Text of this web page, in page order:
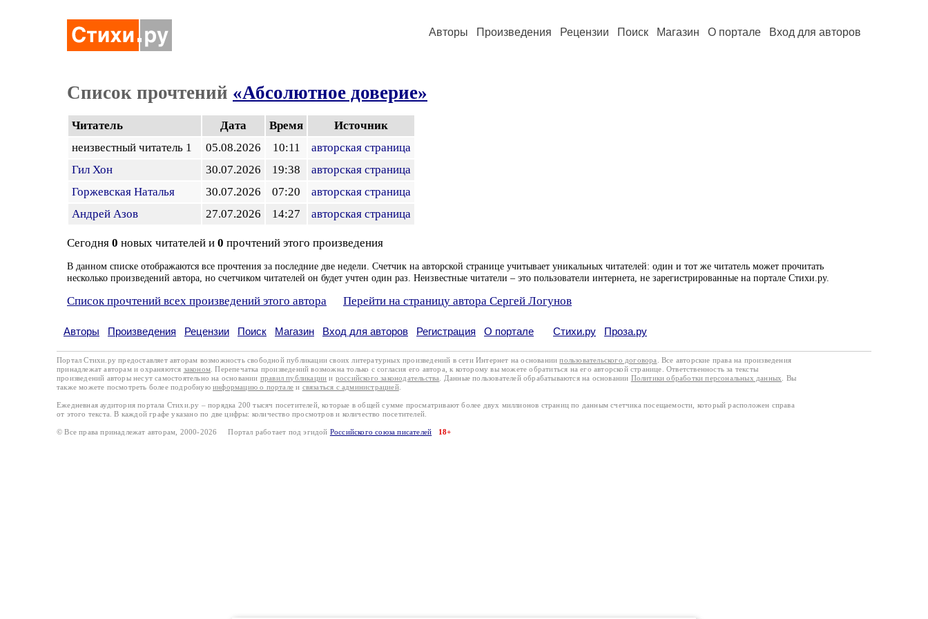
Авторы Произведения Рецензии Поиск Магазин О портале Вход для авторов
Список прочтений «Абсолютное доверие»
Читатель Дата Время
Источник
неизвестный читатель 1
05.08.2026 10:11
авторская страница
Гил Хон
30.07.2026 19:38
авторская страница
Горжевская Наталья
30.07.2026 07:20
авторская страница
Андрей Азов
27.07.2026 14:27 авторская страница
Сегодня 0 новых читателей и 0 прочтений этого произведения
В данном списке отображаются все прочтения за последние две недели. Счетчик на авторской странице учитывает уникальных читателей: один и тот же читатель может прочитать
несколько произведений автора, но счетчиком читателей он будет учтен один раз. Неизвестные читатели – это пользователи интернета, не зарегистрированные на портале Стихи.ру.
Список прочтений всех произведений этого автора Перейти на страницу автора Сергей Логунов
Авторы Произведения Рецензии Поиск Магазин Вход для авторов Регистрация О портале Стихи.ру Проза.ру
Портал Стихи.ру предоставляет авторам возможность свободной публикации своих литературных произведений в сети Интернет на основаниипользовательского договора
. Все авторские права на произведения
принадлежат авторам и охраняются законом . Перепечатка произведений возможна только с согласия его автора, к которому вы можете обратиться на его авторской странице. Ответственность за тексты
произведений авторы несут самостоятельно на основании правил публикации и российского законодательства . Данные пользователей обрабатываются на основании Политики обработки персональных данных
. Вы
также можете посмотреть более подробную информацию о портале и связаться с администрацией.
Ежедневная аудитория портала Стихи.ру – порядка 200 тысяч посетителей, которые в общей сумме просматривают более двух миллионов страниц по данным счетчика посещаемости, который расположен справа
от этого текста. В каждой графе указано по две цифры: количество просмотров и количество посетителей.
© Все права принадлежат авторам, 2000-2026 Портал работает под эгидой Российского союза писателей 18+